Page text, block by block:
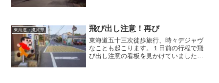
を変えることは重要ですね。
東海道・滋賀県 飛び出し注意！再び
東海道五十三次徒歩旅行、時々デジャヴ
なことも起こります。１日前の行程で飛
び出し注意の看板を見かけていました